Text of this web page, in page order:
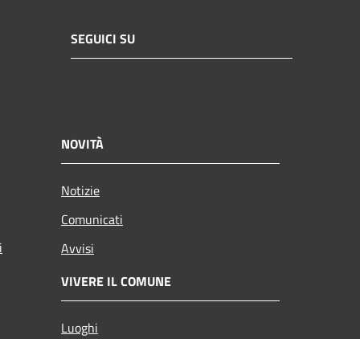
SEGUICI SU
NOVITÀ
Notizie
Comunicati
Avvisi
VIVERE IL COMUNE
Luoghi